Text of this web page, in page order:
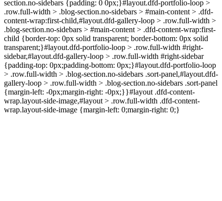
section.no-sidebars {padding: 0 0px;}#layout.dfd-portfolio-loop >
.row.full-width > .blog-section.no-sidebars > #main-content > .dfd-
content-wrap:first-child,#layout.dfd-gallery-loop > .row.full-width >
.blog-section.no-sidebars > #main-content > .dfd-content-wrap:first-
child {border-top: 0px solid transparent; border-bottom: 0px solid
transparent;}#layout.dfd-portfolio-loop > .row.full-width #right-
sidebar,#layout.dfd-gallery-loop > .row.full-width #right-sidebar
{padding-top: 0px;padding-bottom: 0px;}#layout.dfd-portfolio-loop
> .row.full-width > .blog-section.no-sidebars .sort-panel,#layout.dfd-
gallery-loop > .row.full-width > .blog-section.no-sidebars .sort-panel
{margin-left: -0px;margin-right: -0px;}}#layout .dfd-content-
wrap.layout-side-image,#layout > .row.full-width .dfd-content-
wrap.layout-side-image {margin-left: 0;margin-right: 0;}